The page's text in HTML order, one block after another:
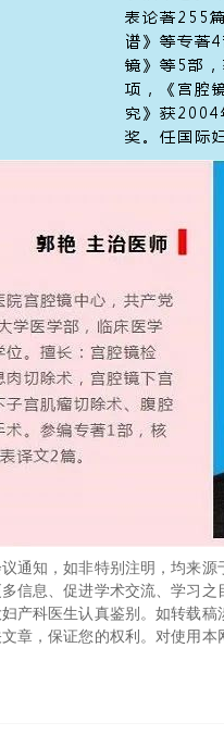
通知，如非特别注明，均来
信息、促进学术交流、学习
产科医生认真鉴别。如转载稿
章，保证您的权利。对使用